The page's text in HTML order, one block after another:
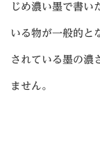
じめ濃い墨で書い
いる物が一般的と
されている墨の濃
ません。